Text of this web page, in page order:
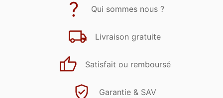
Qui sommes nous ?
Livraison gratuite
Satisfait ou remboursé
Garantie & SAV